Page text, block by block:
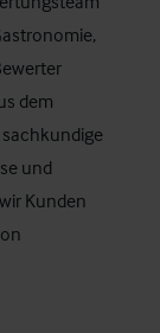
dem
und
Kunden